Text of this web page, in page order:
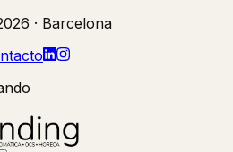
· Barcelona